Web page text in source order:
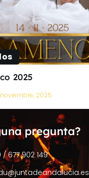
2025
2025
pregunta?
677 902 149